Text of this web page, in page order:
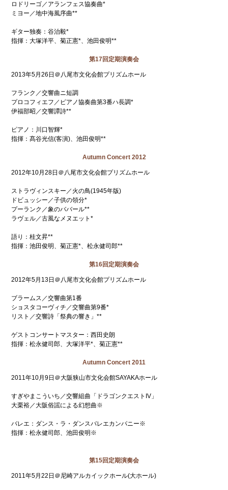
ロドリーゴ／アランフェス協奏曲*
ミヨー／地中海風序曲**
ギター独奏：谷治毅*
指揮：大塚洋平、菊正憲*、池田俊明**
第17回定期演奏会
2013年5月26日＠八尾市文化会館プリズムホール
フランク／交響曲ニ短調
プロコフィエフ／ピアノ協奏曲第3番ハ長調*
伊福部昭／交響譚詩**
ピアノ：川口智輝*
指揮：髙谷光信(客演)、池田俊明**
Autumn Concert 2012
2012年10月28日＠八尾市文化会館プリズムホール
ストラヴィンスキー／火の鳥(1945年版)
ドビュッシー／子供の領分*
プーランク／象のババール**
ラヴェル／古風なメヌエット*
語り：桂文昇**
指揮：池田俊明、菊正憲*、松永健司郎**
第16回定期演奏会
2012年5月13日＠八尾市文化会館プリズムホール
ブラームス／交響曲第1番
ショスタコーヴィチ／交響曲第9番*
リスト／交響詩「祭典の響き」**
ゲストコンサートマスター：西田史朗
指揮：松永健司郎、大塚洋平*、菊正憲**
Autumn Concert 2011
2011年10月9日＠大阪狭山市文化会館SAYAKAホール
すぎやまこういち／交響組曲「ドラゴンクエストIV」
大栗裕／大阪俗謡による幻想曲※
バレエ：ダンス・ラ・ダンスバレエカンパニー※
指揮：松永健司郎、池田俊明※
第15回定期演奏会
2011年5月22日＠尼崎アルカイックホール(大ホール)